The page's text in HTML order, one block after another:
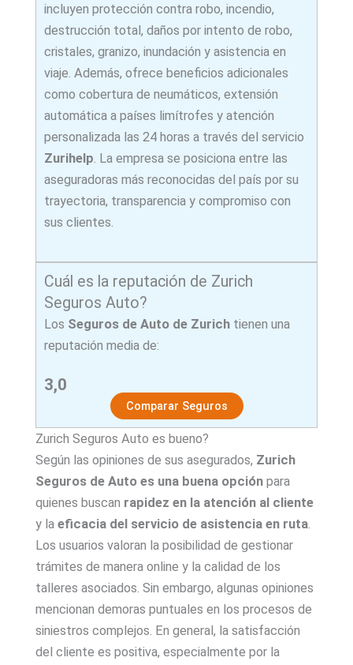
incluyen protección contra robo, incendio,
destrucción total, daños por intento de robo,
cristales, granizo, inundación y asistencia en
viaje. Además, ofrece beneficios adicionales
como cobertura de neumáticos, extensión
automática a países limítrofes y atención
personalizada las 24 horas a través del servicio
Zurihelp. La empresa se posiciona entre las
aseguradoras más reconocidas del país por su
trayectoria, transparencia y compromiso con
sus clientes.
Cuál es la reputación de Zurich
Seguros Auto?
Los Seguros de Auto de Zurich tienen una
reputación media de:
3,0
Comparar Seguros
Zurich Seguros Auto es bueno?
Según las opiniones de sus asegurados, Zurich
Seguros de Auto es una buena opción para
quienes buscan rapidez en la atención al cliente
y laeficacia del servicio de asistencia en ruta.
Los usuarios valoran la posibilidad de gestionar
trámites de manera online y la calidad de los
talleres asociados. Sin embargo, algunas opiniones
mencionan demoras puntuales en los procesos de
siniestros complejos. En general, la satisfacción
del cliente es positiva, especialmente por la